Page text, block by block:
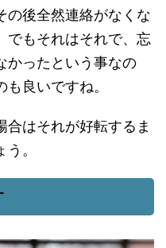
の後全然連絡がなくな
でもそれはそれで、忘
かったという事なの
良いですね。
合はそれが好転するま
。